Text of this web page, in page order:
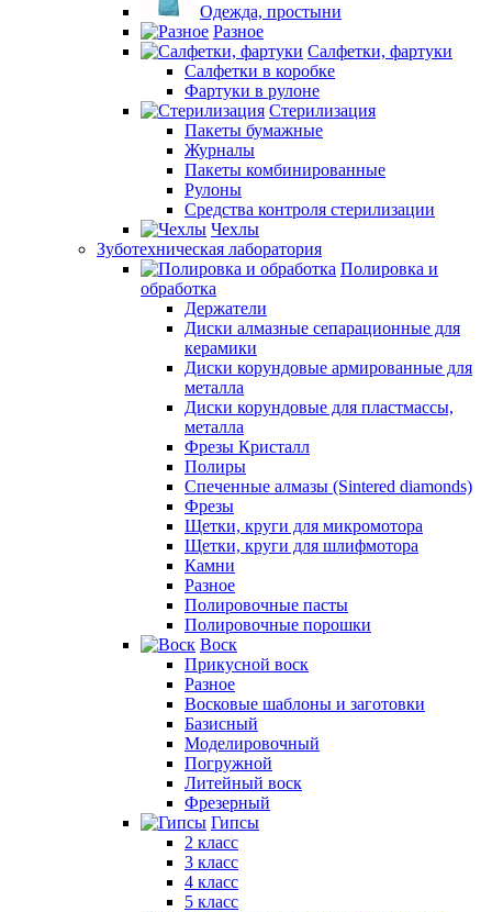
Одежда, простыни
Разное
Салфетки, фартуки
Салфетки в коробке
Фартуки в рулоне
Стерилизация
Пакеты бумажные
Журналы
Пакеты комбинированные
Рулоны
Средства контроля стерилизации
Чехлы
Зуботехническая лаборатория
Полировка и
обработка
Держатели
Диски алмазные сепарационные для
керамики
Диски корундовые армированные для
металла
Диски корундовые для пластмассы,
металла
Фрезы Кристалл
Полиры
Спеченные алмазы (Sintered diamonds)
Фрезы
Щетки, круги для микромотора
Щетки, круги для шлифмотора
Камни
Разное
Полировочные пасты
Полировочные порошки
Воск
Прикусной воск
Разное
Восковые шаблоны и заготовки
Базисный
Моделировочный
Погружной
Литейный воск
Фрезерный
Гипсы
2 класс
3 класс
4 класс
5 класс